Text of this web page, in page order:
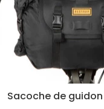
Sacoche de